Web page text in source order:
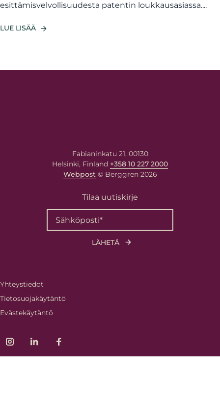
esittämisvelvollisuudesta patentin loukkausasiassa....
LUE LISÄÄ
Fabianinkatu 21, 00130
Helsinki, Finland +358 10 227 2000
Webpost© Berggren 2026
Tilaa uutiskirje
Yhteystiedot
Tietosuojakäytäntö
Evästekäytäntö